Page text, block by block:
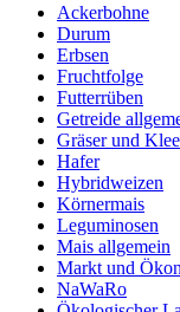
Ackerbohne
Durum
Erbsen
Fruchtfolge
Futterrüben
Getreide
Gräser und Klee
Hafer
Hybridweizen
Körnermais
Leguminosen
Mais allgemein
Markt und
NaWaRo